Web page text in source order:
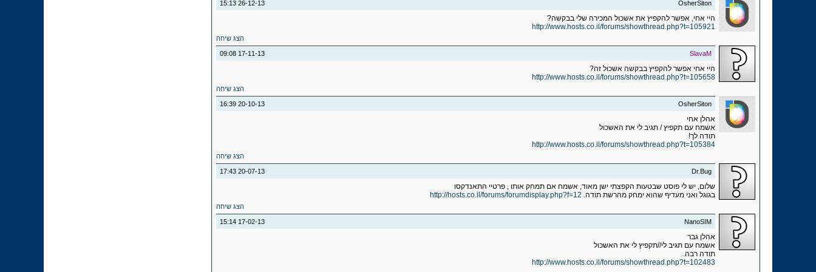
26-12-13
15:13 OsherSiton
היי אחי, אפשר להקפיץ את אשכול המכירה שלי בבקשה?
http://www.hosts.co.il/forums/showthread.php?t=105921
הצג שיחה
17-11-13
09:08 SlavaM
היי אחי אפשר להקפיץ בבקשה אשכול זה?
http://www.hosts.co.il/forums/showthread.php?t=105658
הצג שיחה
20-10-13
16:39 OsherSiton
אהלן אחי
אשמח עם תקפיץ / תגיב לי את האשכול
תודה לך!
http://www.hosts.co.il/forums/showthread.php?t=105384
הצג שיחה
20-07-13
17:43 Dr.Bug
שלום, יש לי פוסט שבטעות הקפצתי ישן מאוד, אשמח אם תמחק אותו , פרטיי התאנדקסו
בגוגל ואני מעדיף שהוא ימחק מהרשת תודה. http://hosts.co.il/forums/forumdisplay.php?f=12
הצג שיחה
17-02-13
15:14 NanoSIM
אהלן גבר
אשמח עם תגיב לי//תקפיץ לי את האשכול
תודה רבה.
http://www.hosts.co.il/forums/showthread.php?t=102483